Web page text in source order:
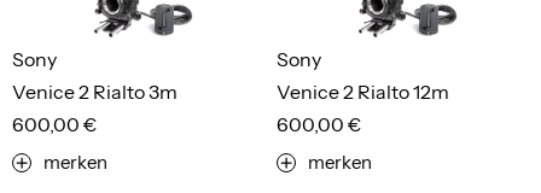
Venice 2 Rialto 3m
Sony
600,00 €
merken
Venice 2 Rialto 12m
Sony
600,00 €
merken